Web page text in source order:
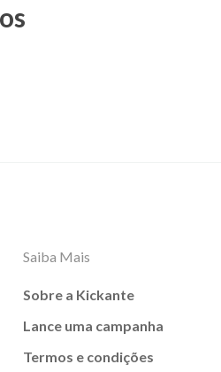
Saiba Mais
Sobre a Kickante
Lance uma campanha
Termos e condições